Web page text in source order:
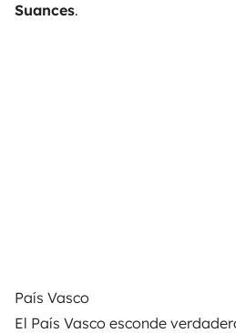
Suances.
País Vasco
El País Vasco esconde